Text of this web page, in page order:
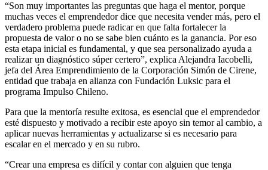
“Son muy importantes las preguntas que haga el mentor, porque
muchas veces el emprendedor dice que necesita vender más, pero el
verdadero problema puede radicar en que falta fortalecer la
propuesta de valor o no se sabe bien cuánto es la ganancia. Por eso
esta etapa inicial es fundamental, y que sea personalizado ayuda a
realizar un diagnóstico súper certero”, explica Alejandra Iacobelli,
jefa del Área Emprendimiento de la Corporación Simón de Cirene,
entidad que trabaja en alianza con Fundación Luksic para el
programa Impulso Chileno.
Para que la mentoría resulte exitosa, es esencial que el emprendedor
esté dispuesto y motivado a recibir este apoyo sin temor al cambio, a
aplicar nuevas herramientas y actualizarse si es necesario para
escalar en el mercado y en su rubro.
“Crear una empresa es difícil y contar con alguien que tenga